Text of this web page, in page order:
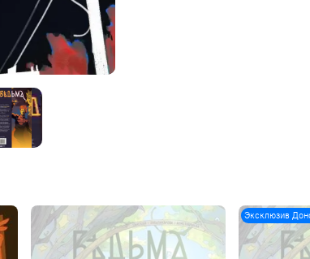
Эксклюзив